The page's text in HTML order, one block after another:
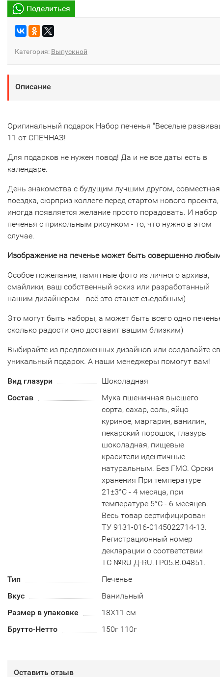
Поделиться
Категория: Выпускной
Описание
Оригинальный подарок Набор печенья "Веселые
11 от СПЕЧНАЗ!
Для подарков не нужен повод! Да и не все даты есть в
календаре.
День знакомства с будущим лучшим другом, совместная
поездка, сюрприз коллеге перед стартом нового
иногда появляется желание просто порадовать. И набор
печенья с прикольным рисунком - то, что нужно в этом
случае.
Изображение на печенье может быть совершенно
Особое пожелание, памятные фото из личного архива,
смайлики, ваш собственный эскиз или разработанный
нашим дизайнером - всё это станет съедобным)
Это могут быть наборы, а может быть всего одно
сколько радости оно доставит вашим близким)
Выбирайте из предложенных дизайнов или создавайте
уникальный подарок. А наши менеджеры помогут вам!
Вид глазури
Шоколадная
Состав
Мука пшеничная высшего
сорта, сахар, соль, яйцо
куриное, маргарин, ванилин,
пекарский порошок, глазурь
шоколадная, пищевые
красители идентичные
натуральным. Без ГМО. Сроки
хранения При температуре
21±3°С - 4 месяца, при
температуре 5°С - 6 месяцев.
Весь товар сертифицирован
ТУ 9131-016-0145022714-13.
Регистрационный номер
декларации о соответствии
ТС №RU Д-RU.TP05.B.04851.
Тип
Печенье
Вкус
Ванильный
Размер в упаковке
18Х11 см
Брутто-Нетто
150г 110г
Оставить отзыв